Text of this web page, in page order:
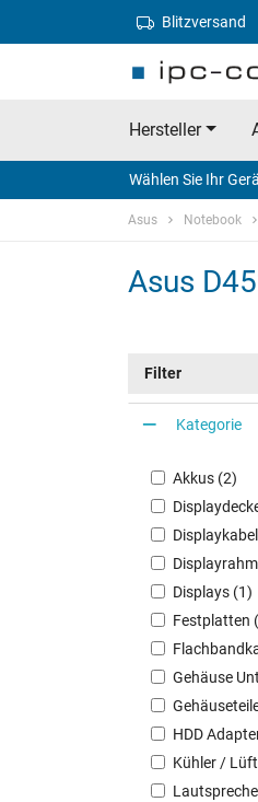
Blitzversand
Hersteller
Wählen Sie Ihr
Asus Notebook
Asus
Filter
Kategorie
Akkus (2)
Displays (1)
Festplatten
Gehäuse
HDD
Kühler /